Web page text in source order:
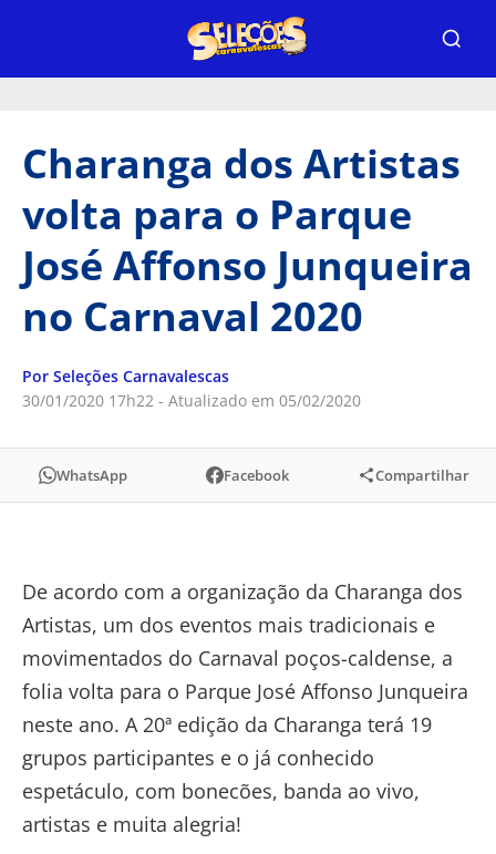
Charanga dos Artistas
volta para o Parque
José Affonso Junqueira
no Carnaval 2020
Por Seleções Carnavalescas
30/01/2020 17h22 - Atualizado em 05/02/2020
WhatsApp Facebook Compartilhar
De acordo com a organização da Charanga dos
Artistas, um dos eventos mais tradicionais e
movimentados do Carnaval poços-caldense, a
folia volta para o Parque José Affonso Junqueira
neste ano. A 20ª edição da Charanga terá 19
grupos participantes e o já conhecido
espetáculo, com bonecões, banda ao vivo,
artistas e muita alegria!